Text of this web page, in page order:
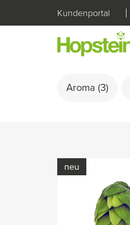
Kundenportal
Aroma (3)
neu